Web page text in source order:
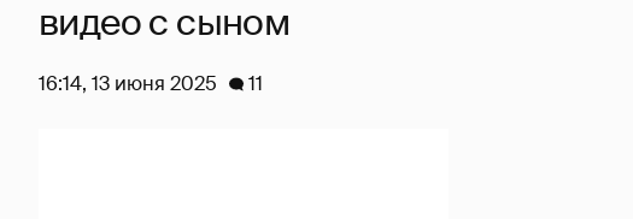
видео с сыном
16:14, 13 июня 2025 11